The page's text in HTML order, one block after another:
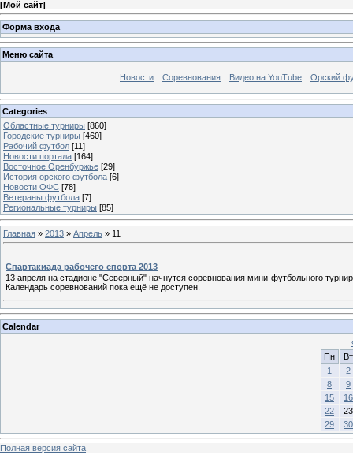
[Мой сайт]
Форма входа
Меню сайта
Новости Соревнования Видео на YouTube Орский
Categories
Областные турниры [860]
Городские турниры [460]
Рабочий футбол [11]
Новости портала [164]
Восточное Оренбуржье [29]
История орского футбола [6]
Новости ОФС [78]
Ветераны футбола [7]
Региональные турниры [85]
Главная » 2013 » Апрель » 11
Спартакиада рабочего спорта 2013
13 апреля на стадионе "Северный" начнутся соревнования мини-футбольного
Календарь соревнований пока ещё не доступен.
Calendar
Пн
Вт
1
2
8
9
15
16
22
23
29
30
Полная версия сайта